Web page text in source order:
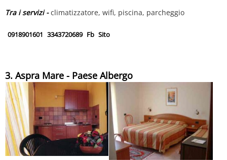
Tra i servizi -climatizzatore, wifi, piscina, parcheggio
0918901601 3343720689 Fb Sito
3. Aspra Mare - Paese Albergo